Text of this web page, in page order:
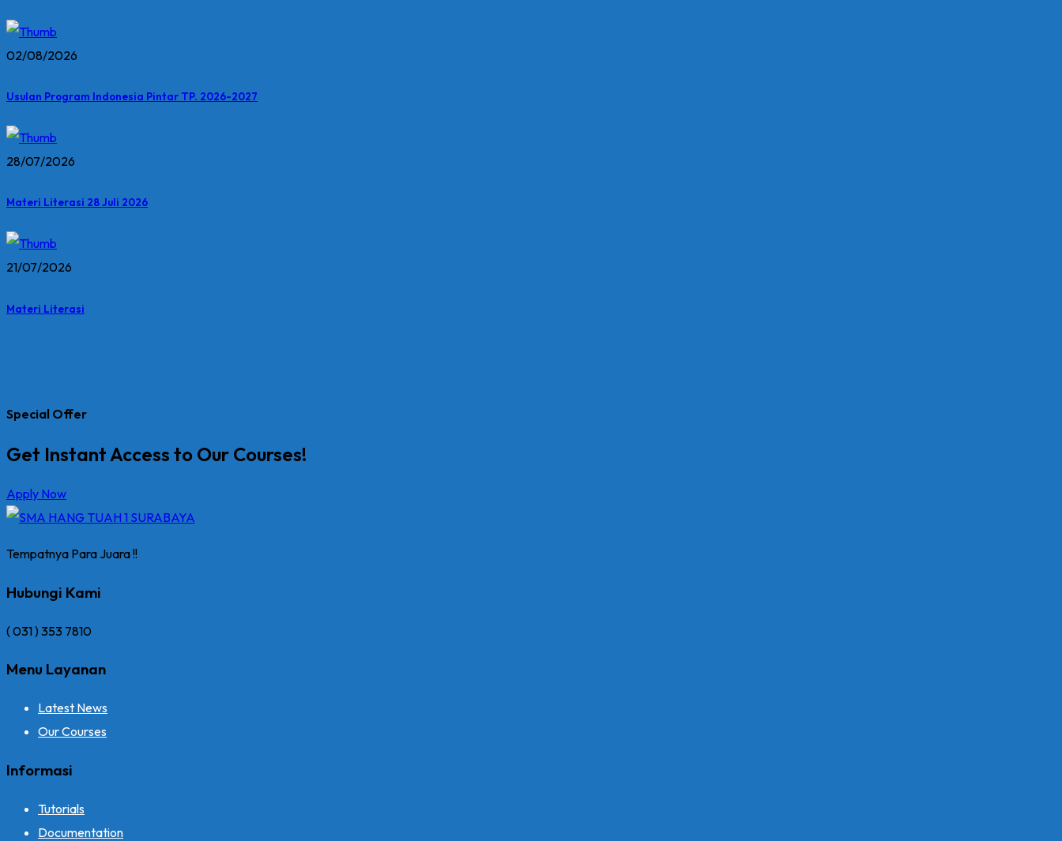
02/08/2026
Usulan Program Indonesia Pintar TP. 2026-2027
28/07/2026
Materi Literasi 28 Juli 2026
21/07/2026
Materi Literasi
Special Offer
Get Instant Access to Our Courses!
Apply Now
Tempatnya Para Juara !!
Hubungi Kami
( 031 ) 353 7810
Menu Layanan
Latest News
Our Courses
Informasi
Tutorials
Documentation